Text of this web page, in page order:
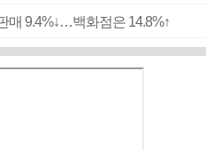
매 9.4%↓…백화점은 14.8%↑